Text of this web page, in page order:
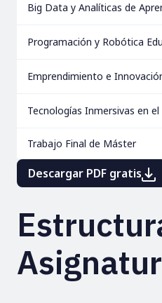
Big Data y Analíticas de
Programación y Robótica
Emprendimiento e
Tecnologías Inmersivas en el
Trabajo Final de Máster
Descargar PDF gratis